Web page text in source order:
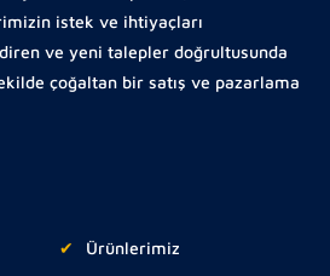
istek ve ihtiyaçları
ve yeni talepler doğrultusunda
çoğaltan bir satış ve pazarlama
Ürünlerimiz